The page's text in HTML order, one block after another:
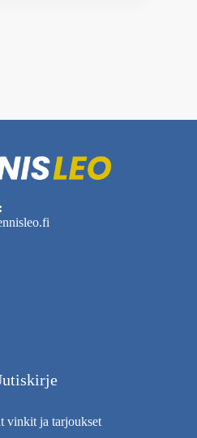
vinkit ja tarjoukset